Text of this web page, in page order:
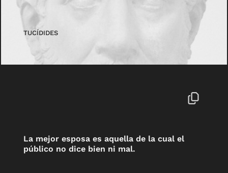
TUCÍDIDES
La mejor esposa es aquella de la cual el
público no dice bien ni mal.